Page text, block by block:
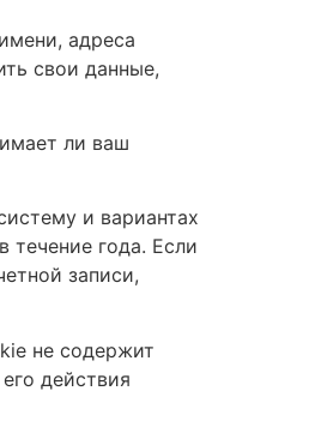
адреса
свои данные,
ли ваш
и вариантах
года. Если
записи,
не содержит
действия